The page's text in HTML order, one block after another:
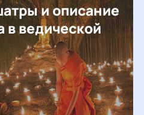
и описание
в ведической